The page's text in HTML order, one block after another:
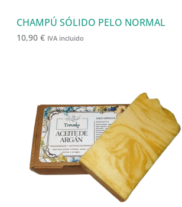
CHAMPÚ SÓLIDO PELO NORMAL
10,90 € IVA incluido